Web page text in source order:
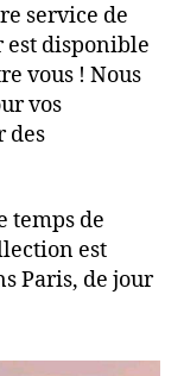
service de
est disponible
vous ! Nous
vos
des
temps de
est
Paris, de jour